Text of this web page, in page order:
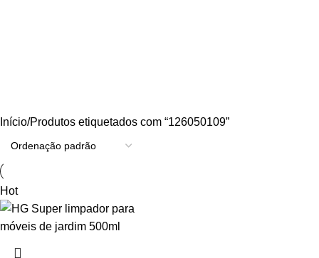
Início Produtos etiquetados com “126050109”
Hot